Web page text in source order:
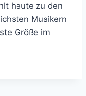
heute zu den
Musikern
Größe im